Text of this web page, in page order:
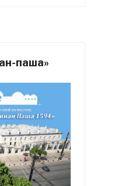
паша»